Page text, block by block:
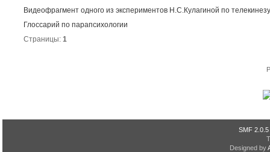
Видеофрагмент одного из экспериментов Н.С.Кулагиной по
Глоссарий по парапсихологии
Страницы: 1
SMF 2.0.5
Designed by